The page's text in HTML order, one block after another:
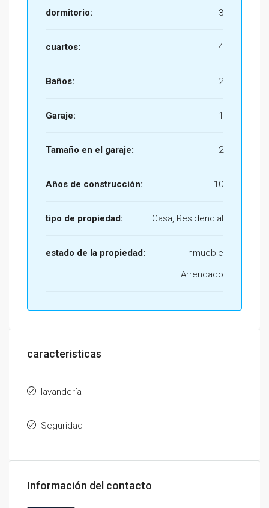
dormitorio: 3
cuartos: 4
Baños: 2
Garaje: 1
Tamaño en el garaje: 2
Años de construcción: 10
tipo de propiedad: Casa, Residencial
estado de la propiedad:
Inmueble
Arrendado
caracteristicas
lavandería
Seguridad
Información del contacto